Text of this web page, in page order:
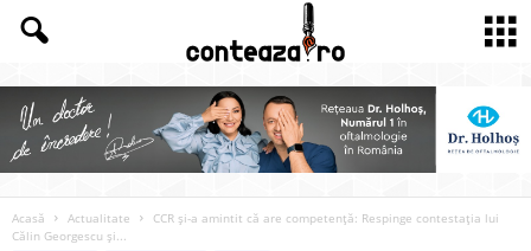
Acasă Actualitate
CCR și-a amintit că are competență: Respinge contestația lui
Călin Georgescu și...